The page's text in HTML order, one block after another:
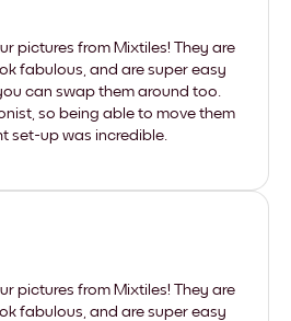
pictures from Mixtiles! They are
fabulous, and are super easy
can swap them around too.
so being able to move them
set-up was incredible.
pictures from Mixtiles! They are
fabulous, and are super easy